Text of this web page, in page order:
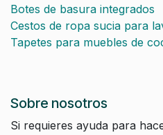
Botes de basura integrados
Cestos de ropa sucia para
Tapetes para muebles de
Sobre nosotros
Si requieres ayuda para